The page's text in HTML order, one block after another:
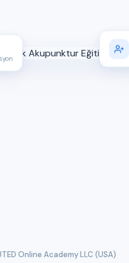
Online Academy LLC (USA)